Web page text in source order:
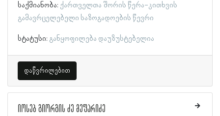
საქმიანობა: ქართველთა შორის წერა-კითხვის
გამავრცელებელი საზოგადოების წევრი
სტატუსი: განყოფილება დაუზუსტებელია
დაწვრილებით
იოსებ გიორგის ძე მეფარიძე